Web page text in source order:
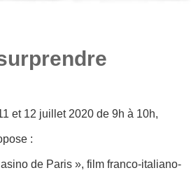
et 12 juillet 2020 de 9h à 10h,
:
de Paris », film franco-italiano-